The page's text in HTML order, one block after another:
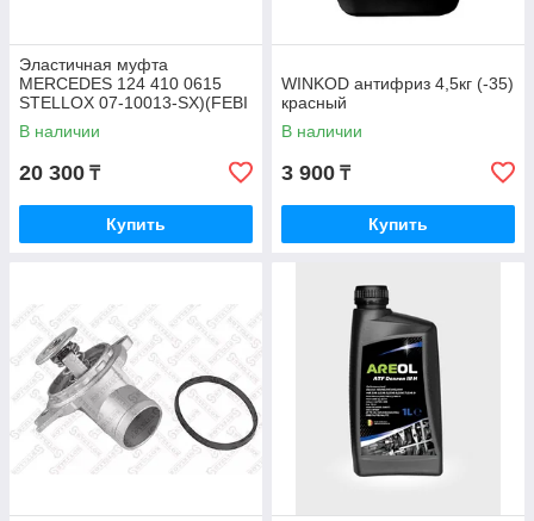
Эластичная муфта
MERCEDES 124 410 0615
STELLOX 07-10013-SX)(FEBI
1975)
В наличии
20 300 ₸
Купить
WINKOD антифриз 4,5кг (-35)
красный
В наличии
3 900 ₸
Купить